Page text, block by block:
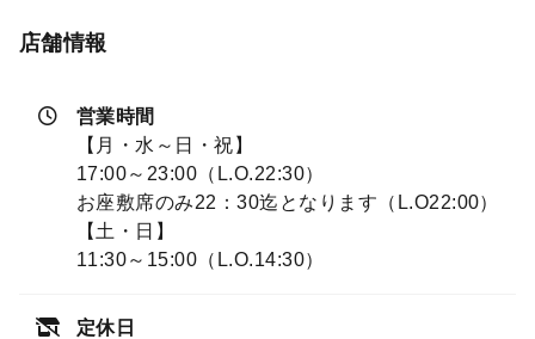
店舗情報
営業時間
【月・水～日・祝】
17:00～23:00（L.O.22:30）
お座敷席のみ22：30迄となります（L.O22:00）
【土・日】
11:30～15:00（L.O.14:30）
定休日